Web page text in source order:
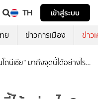
TH
เข้าสู่ระบบ
ย ข่าวการเมือง ข่าว
โดนีเซีย” มาถึงจุดนี้ได้อย่างไร